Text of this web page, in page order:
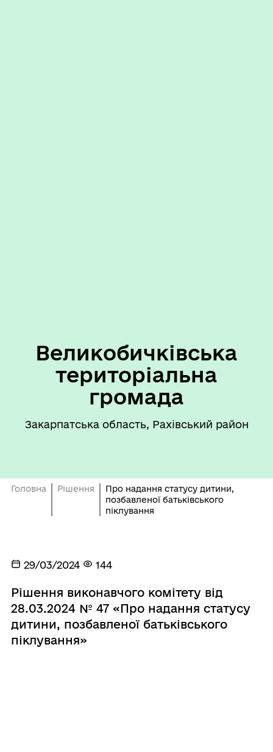
Великобичківська
територіальна
громада
Закарпатська область, Рахівський район
Головна Рішення
Про надання статусу дитини,
позбавленої батьківського
піклування
29/03/2024 144
Рішення виконавчого комітету від
28.03.2024 № 47 «Про надання статусу
дитини, позбавленої батьківського
піклування»